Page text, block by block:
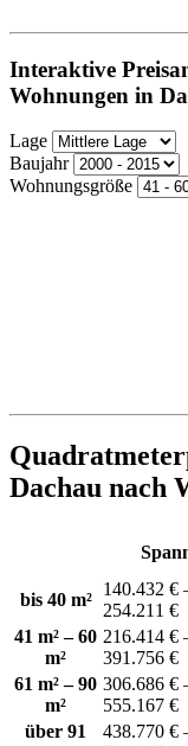
Interaktive
Wohnungen in
Lage
Baujahr
Wohnungsgröße
Dachau nach
bis 40 m²
140.432 €
254.211 €
41 m² – 60
m²
216.414 €
391.756 €
61 m² – 90
m²
306.686 €
555.167 €
über 91
438.770 €